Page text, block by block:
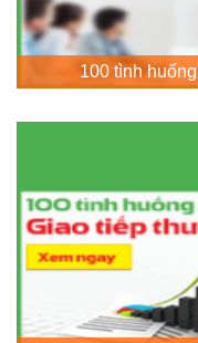
100 tình